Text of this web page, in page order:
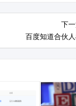
下
百度知道合伙
“举报成
务 ...
今天冬
ASO的前
ASO的
优化。 ...